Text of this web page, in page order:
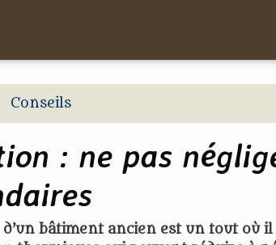
Conseils
: ne pas
d’un bâtiment ancien est un tout où